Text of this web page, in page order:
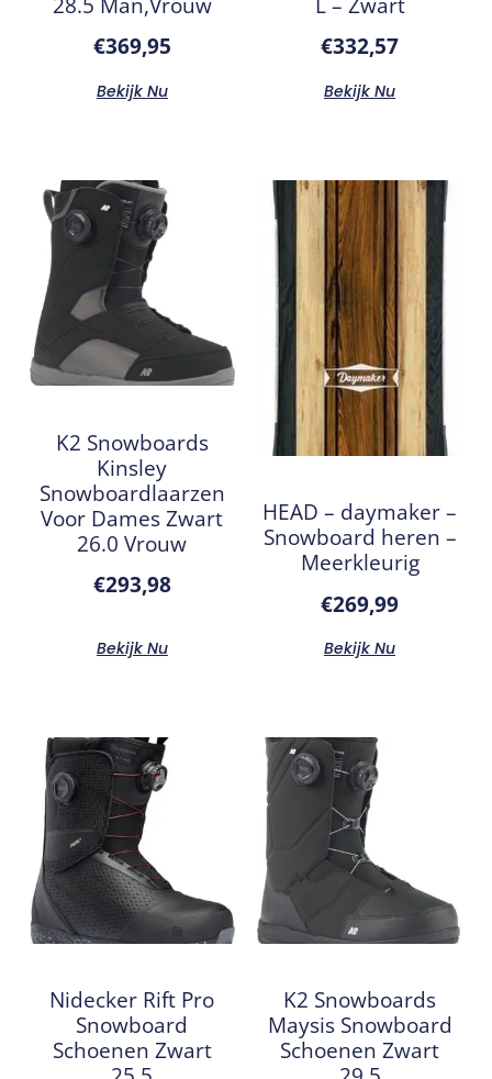
€369,95
Bekijk Nu
€332,57
Bekijk Nu
K2 Snowboards
Kinsley
Snowboardlaarzen
Voor Dames Zwart
26.0 Vrouw
€293,98
Bekijk Nu
HEAD – daymaker –
Snowboard heren –
Meerkleurig
€269,99
Bekijk Nu
Nidecker Rift Pro
Snowboard
Schoenen Zwart
K2 Snowboards
Maysis Snowboard
Schoenen Zwart